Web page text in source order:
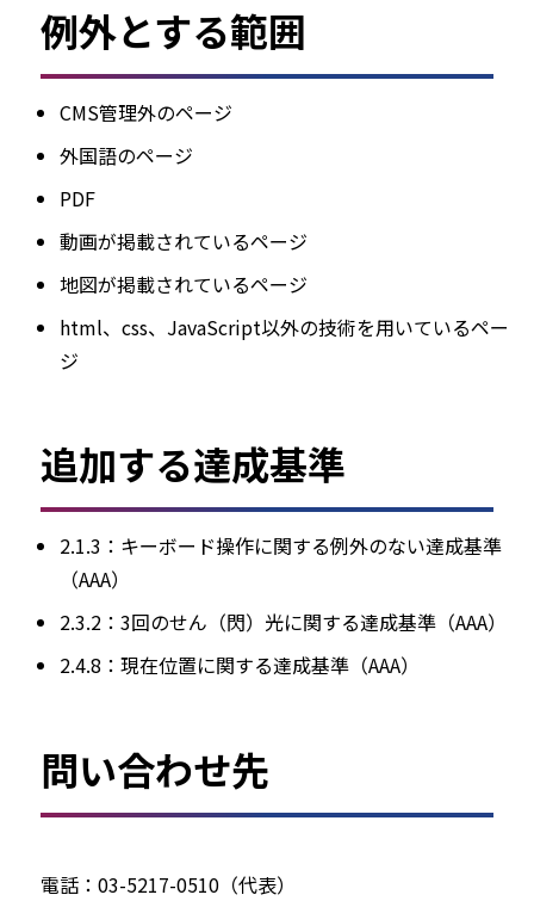
例外とする範囲
CMS管理外のページ
外国語のページ
PDF
動画が掲載されているページ
地図が掲載されているページ
html、css、JavaScript以外の技術を用いているペー
ジ
追加する達成基準
2.1.3：キーボード操作に関する例外のない達成基準
（AAA）
2.3.2：3回のせん（閃）光に関する達成基準（AAA）
2.4.8：現在位置に関する達成基準（AAA）
問い合わせ先
電話：03-5217-0510（代表）